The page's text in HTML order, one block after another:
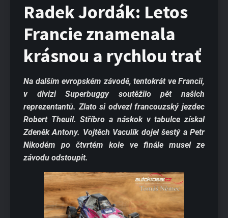
Radek Jordák: Letos
Francie znamenala
krásnou a rychlou trať
Na dalším evropském závodě, tentokrát ve Francii,
v divizi Superbuggy soutěžilo pět našich
reprezentantů. Zlato si odvezl francouzský jezdec
Robert Theuil. Stříbro a náskok v tabulce získal
Zdeněk Antony. Vojtěch Vaculík dojel šestý a Petr
Nikodém po čtvrtém kole ve finále musel ze
závodu odstoupit.